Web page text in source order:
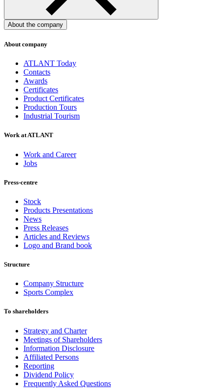
About the company
About company
ATLANT Today
Contacts
Awards
Certificates
Product Certificates
Production Tours
Industrial Tourism
Work at ATLANT
Work and Career
Jobs
Press-centre
Stock
Products Presentations
News
Press Releases
Articles and Reviews
Logo and Brand book
Structure
Company Structure
Sports Complex
To shareholders
Strategy and Charter
Meetings of Shareholders
Information Disclosure
Affiliated Persons
Reporting
Dividend Policy
Frequently Asked Questions